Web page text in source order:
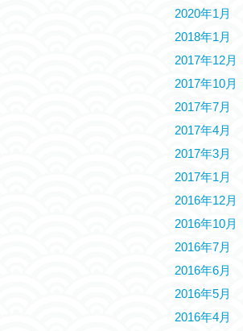
2020年1月
2018年1月
2017年12月
2017年10月
2017年7月
2017年4月
2017年3月
2017年1月
2016年12月
2016年10月
2016年7月
2016年6月
2016年5月
2016年4月